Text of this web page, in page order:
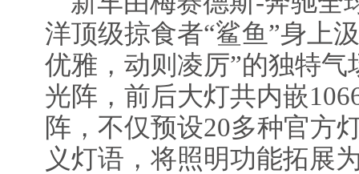
洋顶级掠食者“鲨鱼”身上
优雅，动则凌厉”的独特气
光阵，前后大灯共内嵌
阵，不仅预设20多种官方
义灯语，将照明功能拓展